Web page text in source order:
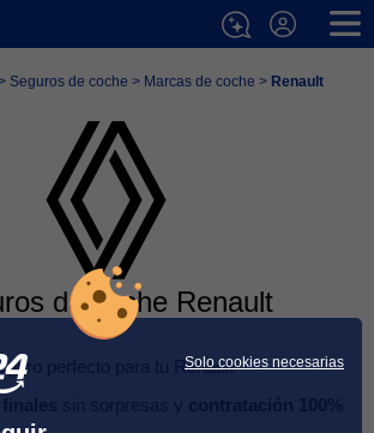
Seguros de coche > Marcas de coche > Renault
de coche Renault
perfecto para tu RenaultSolo cookies necesarias
con nosotros
| Protección de datos
de cookies| Sala de prensa| Contacto
industrial o intelectual de CHECK24.